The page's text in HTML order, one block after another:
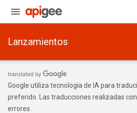
Lanzamientos
Google utiliza tecnología de IA para
preferido. Las traducciones realizadas
errores.